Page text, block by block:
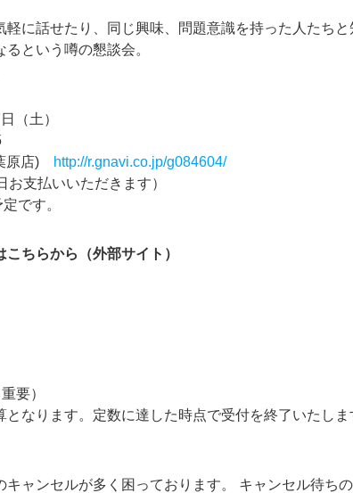
軽に話せたり、同じ興味、問題意識を持った人たち
という噂の懇談会。
（土）
原店)
http://r.gnavi.co.jp/g084604/
支払いいただきます）
です。
ちらから（外部サイト）
要）
となります。定数に達した時点で受付を終了いたし
キャンセルが多く困っております。 キャンセル待ち